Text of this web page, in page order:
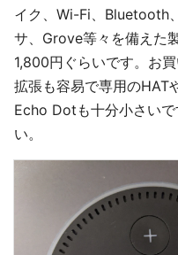
イク、Wi-Fi、Bluetooth
サ、Grove等々を備えた
1,800円ぐらいです。お買
拡張も容易で専用のHAT
Echo Dotも十分小さい
い。